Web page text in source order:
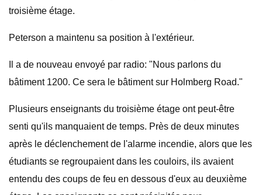
troisième étage.
Peterson a maintenu sa position à l'extérieur.
Il a de nouveau envoyé par radio: "Nous parlons du
bâtiment 1200. Ce sera le bâtiment sur Holmberg Road."
Plusieurs enseignants du troisième étage ont peut-être
senti qu'ils manquaient de temps. Près de deux minutes
après le déclenchement de l'alarme incendie, alors que les
étudiants se regroupaient dans les couloirs, ils avaient
entendu des coups de feu en dessous d'eux au deuxième